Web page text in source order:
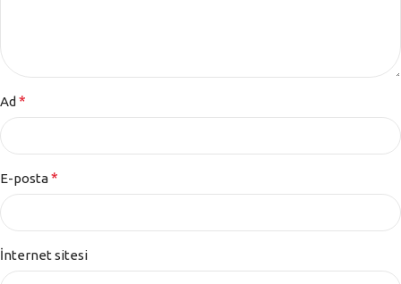
Ad *
E-posta*
İnternet sitesi